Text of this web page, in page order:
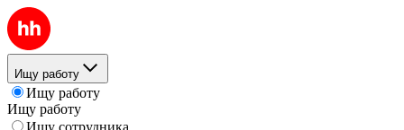
Ищу работу
Ищу работу
Ищу работу
Ищу сотрудника